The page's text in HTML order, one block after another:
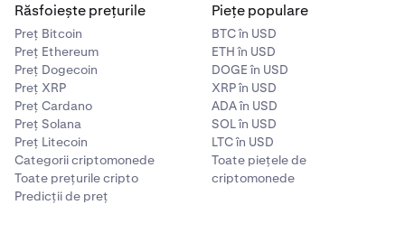
Răsfoiește prețurile
Preț Bitcoin
Preț Ethereum
Preț Dogecoin
Preț XRP
Preț Cardano
Preț Solana
Preț Litecoin
Categorii criptomonede
Toate prețurile cripto
Predicții de preț
Piețe populare
BTC în USD
ETH în USD
DOGE în USD
XRP în USD
ADA în USD
SOL în USD
LTC în USD
Toate piețele de
criptomonede